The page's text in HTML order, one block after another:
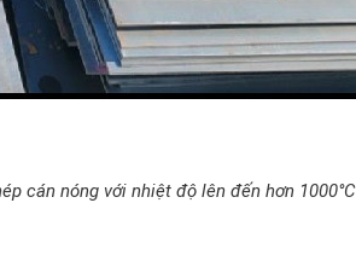
cán nóng với nhiệt độ lên đến hơn 1000°C